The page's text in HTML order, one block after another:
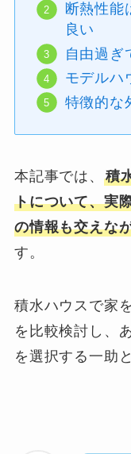
断熱性能
良い
自由過ぎ
モデルハ
特徴的な
本記事では、 積
トについて、実
の情報も交えな
す。
積水ハウスで家
を比較検討し、
を選択する一助